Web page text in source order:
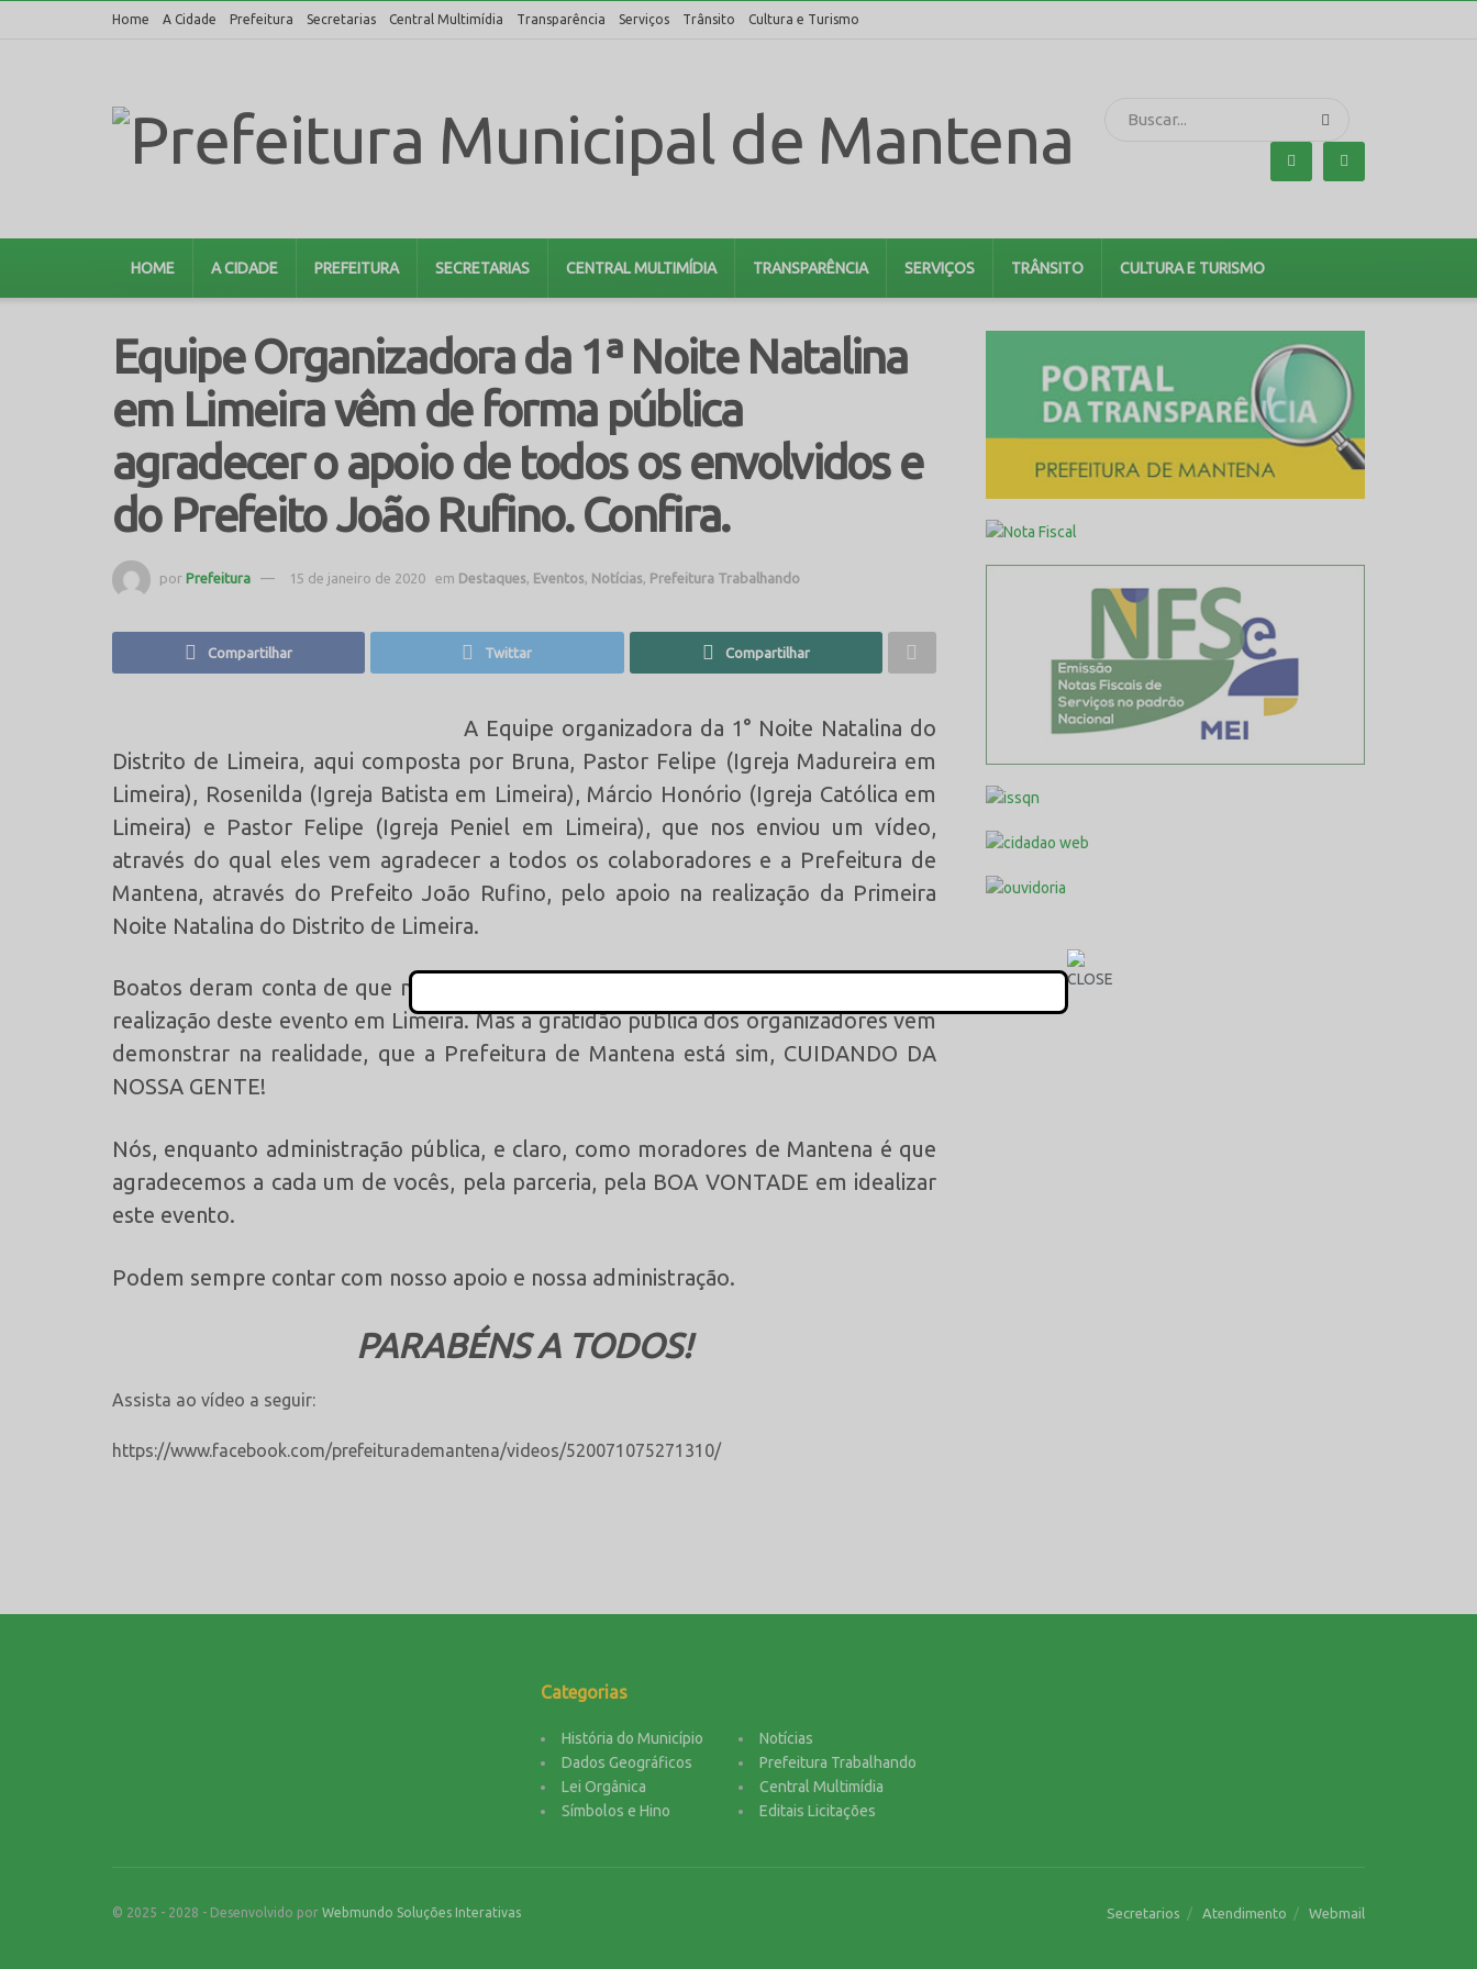
Home A Cidade Prefeitura Secretarias Central Multimídia Transparência Serviços Trânsito Cultura e Turismo
HOME A CIDADE PREFEITURA SECRETARIAS CENTRAL MULTIMÍDIA TRANSPARÊNCIA SERVIÇOS TRÂNSITO CULTURA E TURISMO
Equipe Organizadora da 1ª Noite Natalina
em Limeira vêm de forma pública
agradecer o apoio de todos os envolvidos e
do Prefeito João Rufino. Confira.
por Prefeitura 15 de janeiro de 2020 em Destaques Eventos Notícias Prefeitura Trabalhando
Compartilhar Twittar Compartilhar
A Equipe organizadora da 1° Noite Natalina do
Distrito de Limeira, aqui composta por Bruna, Pastor Felipe (Igreja Madureira em
Limeira), Rosenilda (Igreja Batista em Limeira), Márcio Honório (Igreja Católica em
Limeira) e Pastor Felipe (Igreja Peniel em Limeira), que nos enviou um vídeo,
através do qual eles vem agradecer a todos os colaboradores e a Prefeitura de
Mantena, através do Prefeito João Rufino, pelo apoio na realização da Primeira
Noite Natalina do Distrito de Limeira.
Boatos deram conta de que não houve apoio da Prefeitura ou do Prefeito, para a
realização deste evento em Limeira. Mas a gratidão pública dos organizadores vem
demonstrar na realidade, que a Prefeitura de Mantena está sim, CUIDANDO DA
NOSSA GENTE!
Nós, enquanto administração pública, e claro, como moradores de Mantena é que
agradecemos a cada um de vocês, pela parceria, pela BOA VONTADE em idealizar
este evento.
Podem sempre contar com nosso apoio e nossa administração.
PARABÉNS A TODOS!
Assista ao vídeo a seguir:
https://www.facebook.com/prefeiturademantena/videos/520071075271310/
Categorias
História do Município
Dados Geográficos
Lei Orgânica
Símbolos e Hino
Notícias
Prefeitura Trabalhando
Central Multimídia
Editais Licitações
Secretarios Atendimento Webmail
© 2025 - 2028 - Desenvolvido por Webmundo Soluções Interativas
This popup will close in:16